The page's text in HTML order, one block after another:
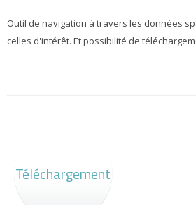
Outil de navigation à travers les données
celles d'intérêt. Et possibilité de
Téléchargement